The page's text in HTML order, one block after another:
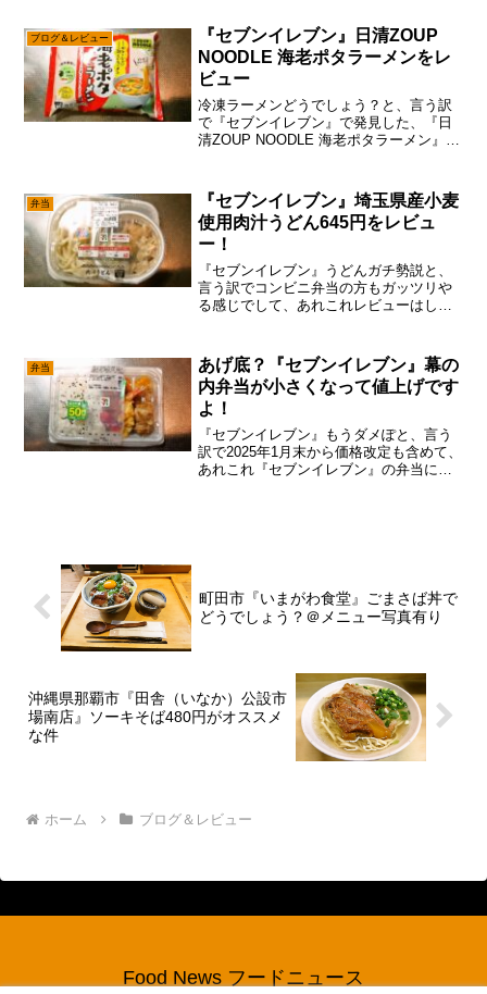
てないけれども、他の選択肢は無いの
で、黒字化するまでは今の流れ...
ブログ＆レビュー
『セブンイレブン』日清ZOUP
NOODLE 海老ポタラーメンをレ
ビュー
冷凍ラーメンどうでしょう？と、言う訳
で『セブンイレブン』で発見した、『日
清ZOUP NOODLE 海老ポタラーメン』で
ですけれども大丈夫だ、問題ない。い
や、何せ冷凍です...
弁当
『セブンイレブン』埼玉県産小麦
使用肉汁うどん645円をレビュ
ー！
『セブンイレブン』うどんガチ勢説と、
言う訳でコンビニ弁当の方もガッツリや
る感じでして、あれこれレビューはして
すが、近所のコンビニで調達出来る為、
交通費や移動時間の短縮が...
弁当
あげ底？『セブンイレブン』幕の
内弁当が小さくなって値上げです
よ！
『セブンイレブン』もうダメぽと、言う
訳で2025年1月末から価格改定も含めて、
あれこれ『セブンイレブン』の弁当に動
町田市『いまがわ食堂』ごまさば丼で
どうでしょう？＠メニュー写真有り
沖縄県那覇市『田舎（いなか）公設市
場南店』ソーキそば480円がオススメ
な件
ホーム ブログ＆レビュー
Food News フードニュース